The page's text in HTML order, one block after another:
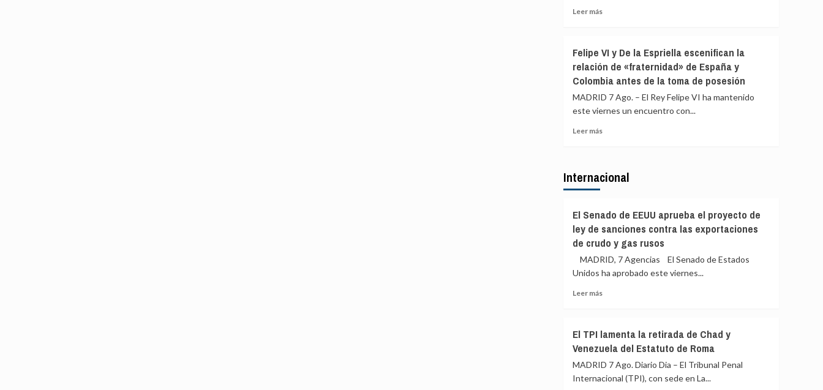
renuncia
a
todos
cargos
Leer másLeer
PP
afirma
que
Fiscalía
está
de
los
«no
para
salir
auxilio
del
Felipe VI y De la Espriella escenifican la
relación de «fraternidad» de España y
Colombia antes de la toma de posesión
MADRID 7 Ago. – El Rey Felipe VI ha mantenido
este viernes un encuentro con...
Leer másLeer
VI
escenifican
la
relación
de
«fraternidad»
de
antes
de
la
Internacional
El Senado de EEUU aprueba el proyecto de
ley de sanciones contra las exportaciones
de crudo y gas rusos
MADRID, 7 Agencias El Senado de Estados
Unidos ha aprobado este viernes...
Leer másLeer
Senado
de
EEUU
el
El TPI lamenta la retirada de Chad y
Venezuela del Estatuto de Roma
MADRID 7 Ago. Diario Dia – El Tribunal Penal
Internacional (TPI), con sede en La...